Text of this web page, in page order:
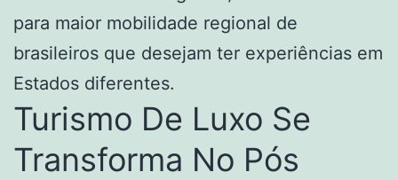
para maior mobilidade regional de
brasileiros que desejam ter experiências em
Estados diferentes.
Turismo De Luxo Se
Transforma No Pós